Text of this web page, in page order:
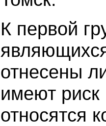
К первой
отнесены
имеют риск
относятся